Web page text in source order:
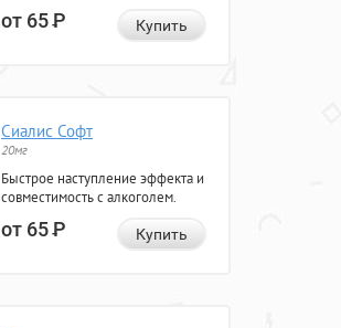
от 65Р Купить
Сиалис Софт
20мг
Быстрое наступление эффекта и
совместимость с алкоголем.
от 65Р Купить